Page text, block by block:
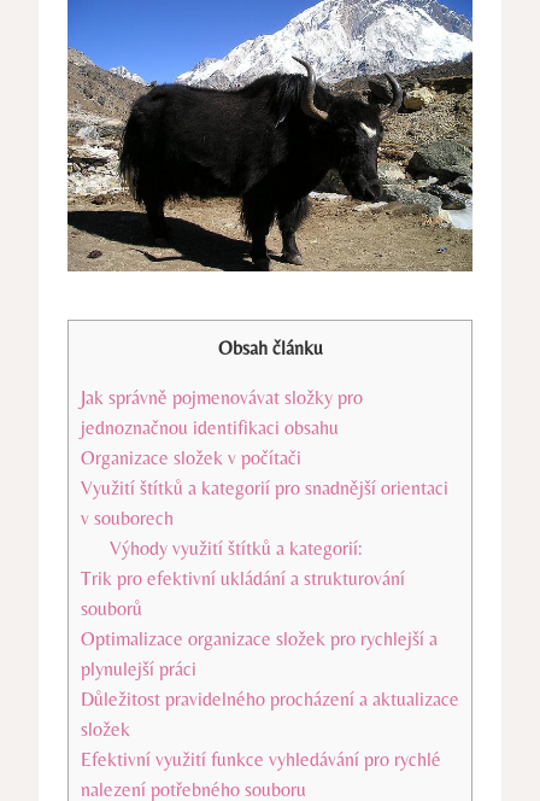
Obsah článku
Jak správně pojmenovávat složky pro
jednoznačnou identifikaci obsahu
Organizace složek v počítači
Využití štítků a kategorií pro snadnější orientaci
v souborech
Výhody využití štítků a kategorií:
Trik pro efektivní ukládání a strukturování
souborů
Optimalizace organizace složek pro rychlejší a
plynulejší práci
Důležitost pravidelného procházení a aktualizace
složek
Efektivní využití funkce vyhledávání pro rychlé
nalezení potřebného souboru